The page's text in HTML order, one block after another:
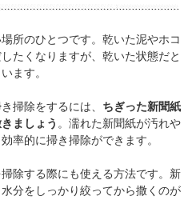
所のひとつです。乾いた泥やホコ
たくなりますが、乾いた状態だと
ます。
掃除をするには、 ちぎった新聞紙
ましょう 。濡れた新聞紙が汚れや
率的に掃き掃除ができます。
除する際にも使える方法です。新
分をしっかり絞ってから撒くのが